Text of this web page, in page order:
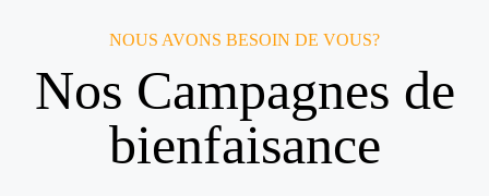
NOUS AVONS BESOIN DE VOUS?
Nos Campagnes de
bienfaisance